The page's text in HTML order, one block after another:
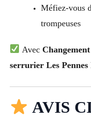
Méfiez-vous
trompeuses
Avec
serrurier Les
AVIS